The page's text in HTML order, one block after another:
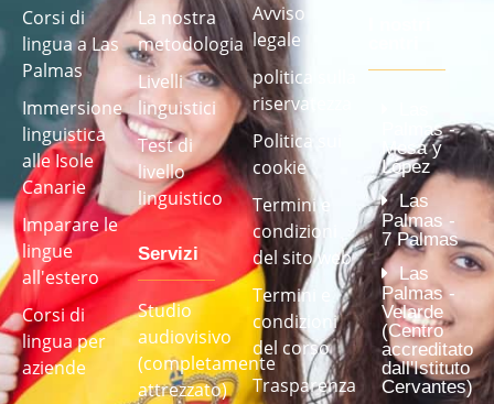
Corsi di
lingua a Las
Palmas
Immersione
linguistica
alle Isole
Canarie
Imparare le
lingue
all'estero
Corsi di
lingua per
aziende
La nostra
metodologia
Livelli
linguistici
Test di
livello
linguistico
Servizi
Studio
audiovisivo
(completamente
attrezzato)
Avviso
legale
politica sulla
riservatezza
Politica sui
cookie
Termini e
condizioni
del sito web
Termini e
condizioni
del corso
Trasparenza
Palmas -
Mesa y
López
Las
Palmas -
7 Palmas
Las
Palmas -
Velarde
(Centro
accreditato
dall'Istituto
Cervantes)